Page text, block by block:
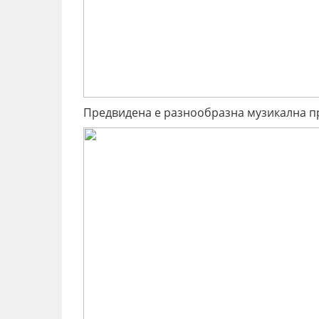
Предвидена е разнообразна музикална